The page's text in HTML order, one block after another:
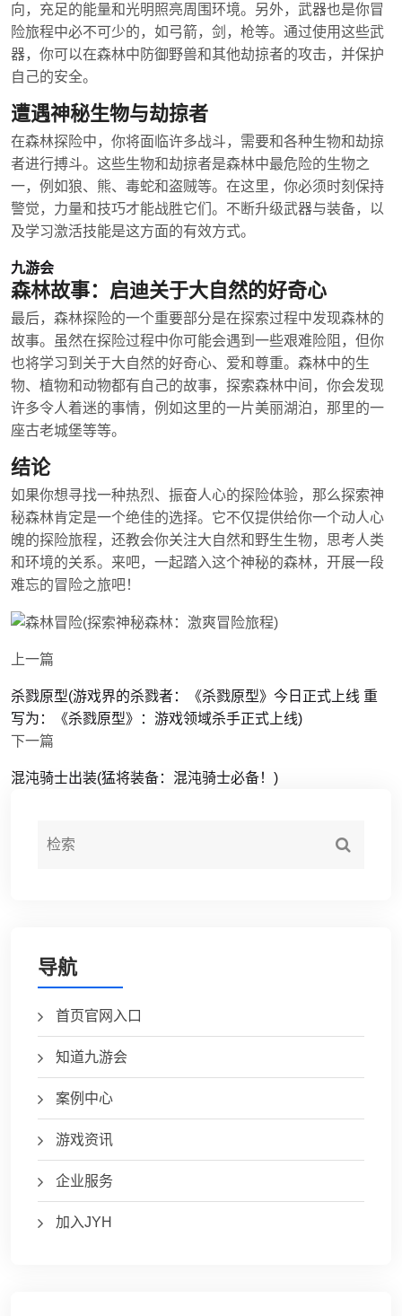
向，充足的能量和光明照亮周围环境。另外，武器也是你冒
险旅程中必不可少的，如弓箭，剑，枪等。通过使用这些武
器，你可以在森林中防御野兽和其他劫掠者的攻击，并保护
自己的安全。
遭遇神秘生物与劫掠者
在森林探险中，你将面临许多战斗，需要和各种生物和劫掠
者进行搏斗。这些生物和劫掠者是森林中最危险的生物之
一，例如狼、熊、毒蛇和盗贼等。在这里，你必须时刻保持
警觉，力量和技巧才能战胜它们。不断升级武器与装备，以
及学习激活技能是这方面的有效方式。
九游会
森林故事：启迪关于大自然的好奇心
最后，森林探险的一个重要部分是在探索过程中发现森林的
故事。虽然在探险过程中你可能会遇到一些艰难险阻，但你
也将学习到关于大自然的好奇心、爱和尊重。森林中的生
物、植物和动物都有自己的故事，探索森林中间，你会发现
许多令人着迷的事情，例如这里的一片美丽湖泊，那里的一
座古老城堡等等。
结论
如果你想寻找一种热烈、振奋人心的探险体验，那么探索神
秘森林肯定是一个绝佳的选择。它不仅提供给你一个动人心
魄的探险旅程，还教会你关注大自然和野生生物，思考人类
和环境的关系。来吧，一起踏入这个神秘的森林，开展一段
难忘的冒险之旅吧！
上一篇
杀戮原型(游戏界的杀戮者：《杀戮原型》今日正式上线 重
写为：《杀戮原型》：游戏领域杀手正式上线)
下一篇
混沌骑士出装(猛将装备：混沌骑士必备！)
导航
首页官网入口
知道九游会
案例中心
游戏资讯
企业服务
加入JYH